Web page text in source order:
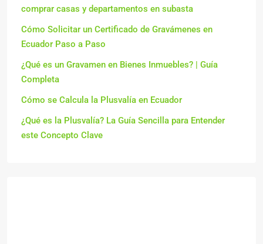
comprar casas y departamentos en subasta
Cómo Solicitar un Certificado de Gravámenes en
Ecuador Paso a Paso
¿Qué es un Gravamen en Bienes Inmuebles? | Guía
Completa
Cómo se Calcula la Plusvalía en Ecuador
¿Qué es la Plusvalía? La Guía Sencilla para Entender
este Concepto Clave